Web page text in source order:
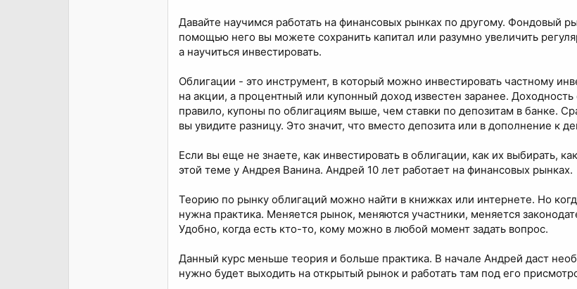
Давайте научимся работать на финансовых рынках по другому. Фондовый
помощью него вы можете сохранить капитал или разумно увеличить
а научиться инвестировать.
Облигации - это инструмент, в который можно инвестировать частному
на акции, а процентный или купонный доход известен заранее.
правило, купоны по облигациям выше, чем ставки по депозитам в банке.
вы увидите разницу. Это значит, что вместо депозита или в дополнение к
Если вы еще не знаете, как инвестировать в облигации, как их выбирать,
этой теме у Андрея Ванина. Андрей 10 лет работает на финансовых рынках.
Теорию по рынку облигаций можно найти в книжках или интернете. Но
нужна практика. Меняется рынок, меняются участники, меняется
Удобно, когда есть кто-то, кому можно в любой момент задать вопрос.
Данный курс меньше теория и больше практика. В начале Андрей даст
нужно будет выходить на открытый рынок и работать там под его